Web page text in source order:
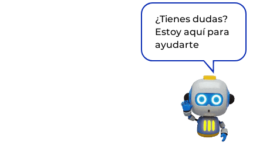
¿Tienes dudas?
Estoy aquí para
ayudarte